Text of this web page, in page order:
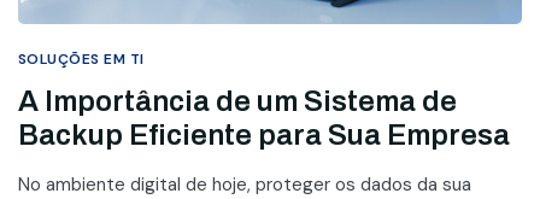
SOLUÇÕES EM TI
A Importância de um Sistema de
Backup Eficiente para Sua Empresa
No ambiente digital de hoje, proteger os dados da sua